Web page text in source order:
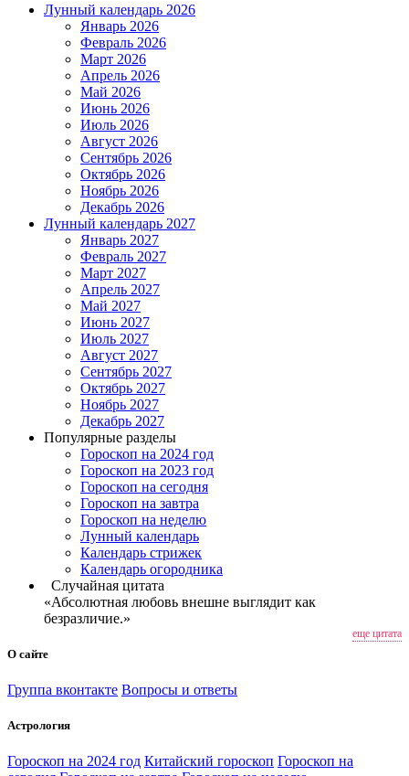
Лунный календарь 2026
Январь 2026
Февраль 2026
Март 2026
Апрель 2026
Май 2026
Июнь 2026
Июль 2026
Август 2026
Сентябрь 2026
Октябрь 2026
Ноябрь 2026
Декабрь 2026
Лунный календарь 2027
Январь 2027
Февраль 2027
Март 2027
Апрель 2027
Май 2027
Июнь 2027
Июль 2027
Август 2027
Сентябрь 2027
Октябрь 2027
Ноябрь 2027
Декабрь 2027
Популярные разделы
Гороскоп на 2024 год
Гороскоп на 2023 год
Гороскоп на сегодня
Гороскоп на завтра
Гороскоп на неделю
Лунный календарь
Календарь стрижек
Календарь огородника
Случайная цитата
«Абсолютная любовь внешне выглядит как
безразличие.»
еще цитата
О сайте
Группа вконтакте Вопросы и ответы
Астрология
Гороскоп на 2024 год Китайский гороскоп Гороскоп на